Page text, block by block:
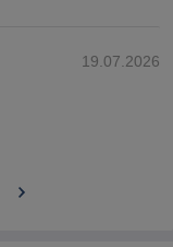
19.07.2026